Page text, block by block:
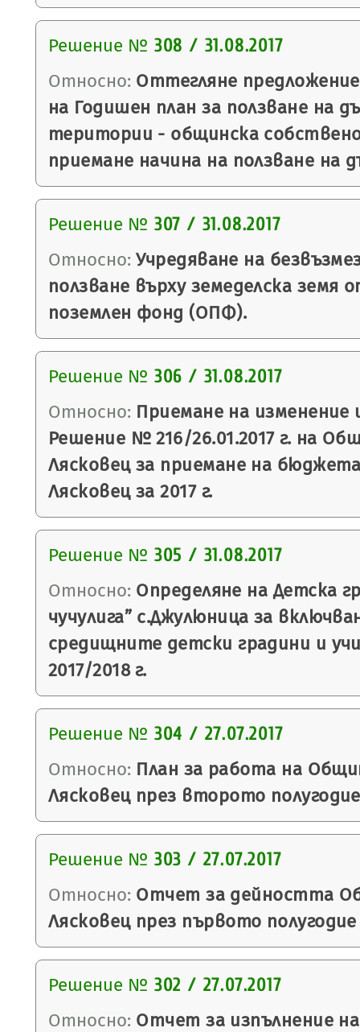
Решение № 308 / 31.08.2017
Относно: Оттегляне
на Годишен план за ползване на
територии - общинска
приемане начина на ползване на
Решение № 307 / 31.08.2017
Относно: Учредяване на
ползване върху земеделска земя
поземлен фонд (ОПФ).
Решение № 306 / 31.08.2017
Относно: Приемане на изменение
Решение № 216/26.01.2017 г. на
Лясковец за приемане на
Лясковец за 2017 г.
Решение № 305 / 31.08.2017
Относно: Определяне на Детска
чучулига” с.Джулюница за
средищните детски градини и
2017/2018 г.
Решение № 304 / 27.07.2017
Относно: План за работа на
Лясковец през второто
Решение № 303 / 27.07.2017
Относно: Отчет за дейността
Лясковец през първото полугодие
Решение № 302 / 27.07.2017
Относно: Отчет за изпълнение